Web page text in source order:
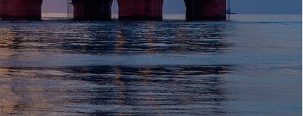
Aydın Hüseynov: “Əsrin müqaviləsi”
Azərbaycanın iqtisadi suverenliyini
təmin edən əsas dayaqlardandır”
MÜSAHİBƏ